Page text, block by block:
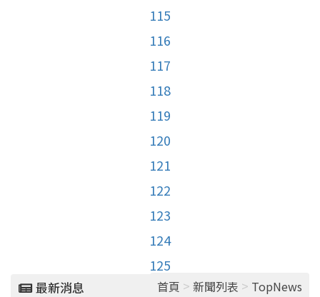
115
116
117
118
119
120
121
122
123
124
125
最新消息 首頁 > 新聞列表 > TopNews